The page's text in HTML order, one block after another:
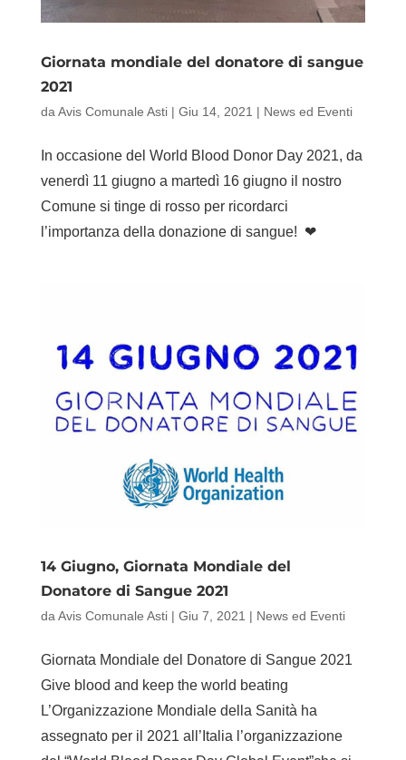
Giornata mondiale del donatore di sangue
2021
da Avis Comunale Asti| Giu 14, 2021 | News ed Eventi
In occasione del World Blood Donor Day 2021, da
venerdì 11 giugno a martedì 16 giugno il nostro
Comune si tinge di rosso per ricordarci
l’importanza della donazione di sangue! ❤
14 Giugno, Giornata Mondiale del
Donatore di Sangue 2021
da Avis Comunale Asti| Giu 7, 2021 | News ed Eventi
Giornata Mondiale del Donatore di Sangue 2021
Give blood and keep the world beating
L’Organizzazione Mondiale della Sanità ha
assegnato per il 2021 all’Italia l’organizzazione